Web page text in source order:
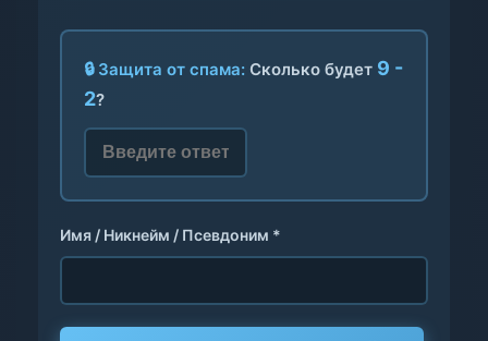
🔒 Защита от спама: Сколько будет 9 -
2?
Имя / Никнейм / Псевдоним *